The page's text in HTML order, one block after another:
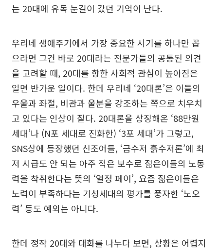
는 20대에 유독 눈길이 갔던 기억이 난다.
우리네 생애주기에서 가장 중요한 시기를 하나만 꼽
으라면 그건 바로 20대라는 전문가들의 공통된 의견
을 고려할 때, 20대를 향한 사회적 관심이 높아짐은
일면 반가운 일이다. 한데 우리네 ‘20대론’은 이들의
우울과 좌절, 비관과 울분을 강조하는 쪽으로 치우치
고 있다는 인상이 짙다. 20대론을 상징해온 ‘88만원
세대’나 (N포 세대로 진화한) ‘3포 세대’가 그렇고,
SNS상에 등장했던 신조어들, ‘금수저 흙수저론’에 최
저 시급도 안 되는 아주 적은 보수로 젊은이들의 노동
력을 착취한다는 뜻의 ‘열정 페이’, 요즘 젊은이들은
노력이 부족하다는 기성세대의 평가를 풍자한 ‘노오
력’ 등도 예외는 아니다.
한데 정작 20대와 대화를 나누다 보면, 상황은 어렵지